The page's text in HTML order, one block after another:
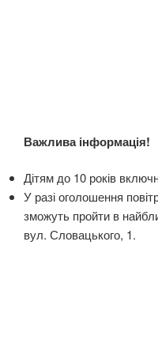
Важлива інформація!
Дітям до 10 років
У разі оголошення
зможуть пройти в
вул. Словацького, 1.